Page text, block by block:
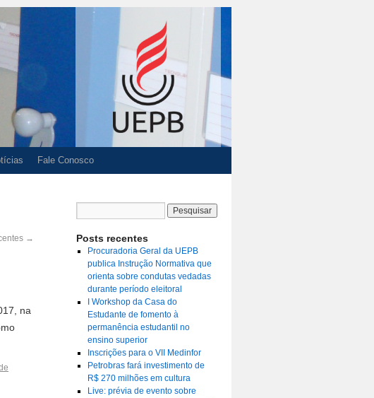
Fale Conosco
→
na
Posts recentes
Procuradoria Geral da UEPB
publica Instrução Normativa que
orienta sobre condutas vedadas
durante período eleitoral
I Workshop da Casa do
Estudante de fomento à
permanência estudantil no
ensino superior
Inscrições para o VII Medinfor
Petrobras fará investimento de
R$ 270 milhões em cultura
Live: prévia de evento sobre